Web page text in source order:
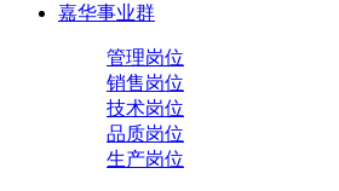
嘉华事业群
管理岗位
销售岗位
技术岗位
品质岗位
生产岗位